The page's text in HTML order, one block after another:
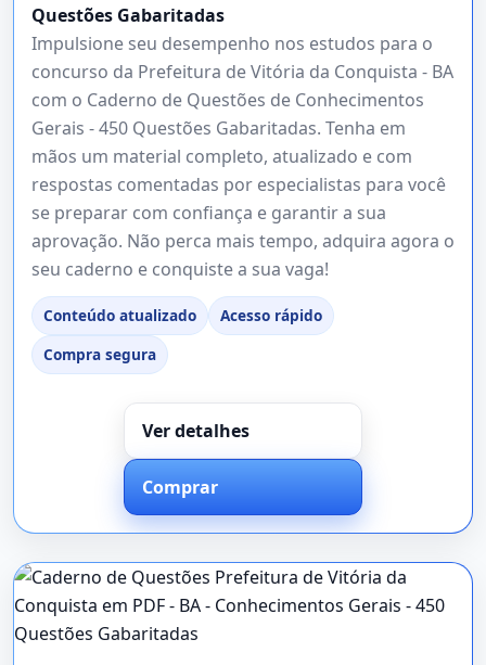
Questões Gabaritadas
Impulsione seu desempenho nos estudos para o
concurso da Prefeitura de Vitória da Conquista - BA
com o Caderno de Questões de Conhecimentos
Gerais - 450 Questões Gabaritadas. Tenha em
mãos um material completo, atualizado e com
respostas comentadas por especialistas para você
se preparar com confiança e garantir a sua
aprovação. Não perca mais tempo, adquira agora o
seu caderno e conquiste a sua vaga!
Conteúdo atualizado
Acesso rápido
Compra segura
Ver detalhes
Comprar